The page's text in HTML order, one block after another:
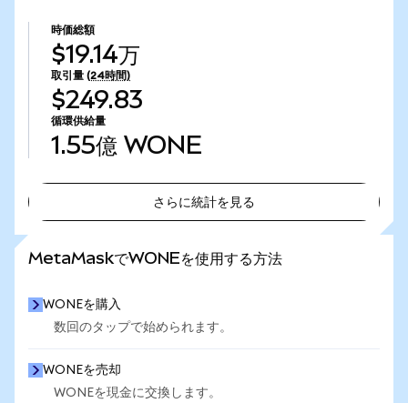
時価総額
$19.14万
取引量 (24時間)
$249.83
循環供給量
1.55億 WONE
さらに統計を見る
MetaMaskでWONEを使用する方法
WONEを購入
数回のタップで始められます。
WONEを売却
WONEを現金に交換します。